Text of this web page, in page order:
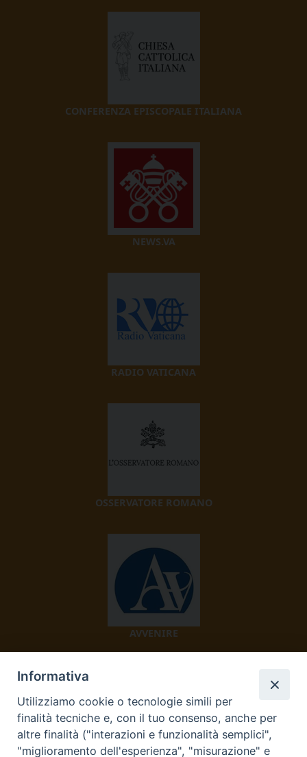
CONFERENZA EPISCOPALE ITALIANA
NEWS.VA
RADIO VATICANA
OSSERVATORE ROMANO
AVVENIRE
Informativa
Utilizziamo cookie o tecnologie simili per
finalità tecniche e, con il tuo consenso, anche per
altre finalità ("interazioni e funzionalità semplici",
"miglioramento dell'esperienza", "misurazione" e